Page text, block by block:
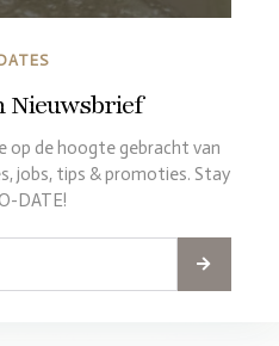
Nieuwsbrief
op de hoogte gebracht van
jobs, tips & promoties. Stay
DATE!